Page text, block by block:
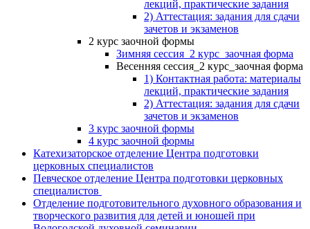
лекций, практические задания
2) Аттестация: задания для сдачи
зачетов и экзаменов
2 курс заочной формы
Зимняя сессия_2 курс_заочная форма
Весенняя сессия_2 курс_заочная форма
1) Контактная работа: материалы
лекций, практические задания
2) Аттестация: задания для сдачи
зачетов и экзаменов
3 курс заочной формы
4 курс заочной формы
Катехизаторское отделение Центра подготовки
церковных специалистов
Певческое отделение Центра подготовки церковных
специалистов
Отделение подготовительного духовного образования и
творческого развития для детей и юношей при